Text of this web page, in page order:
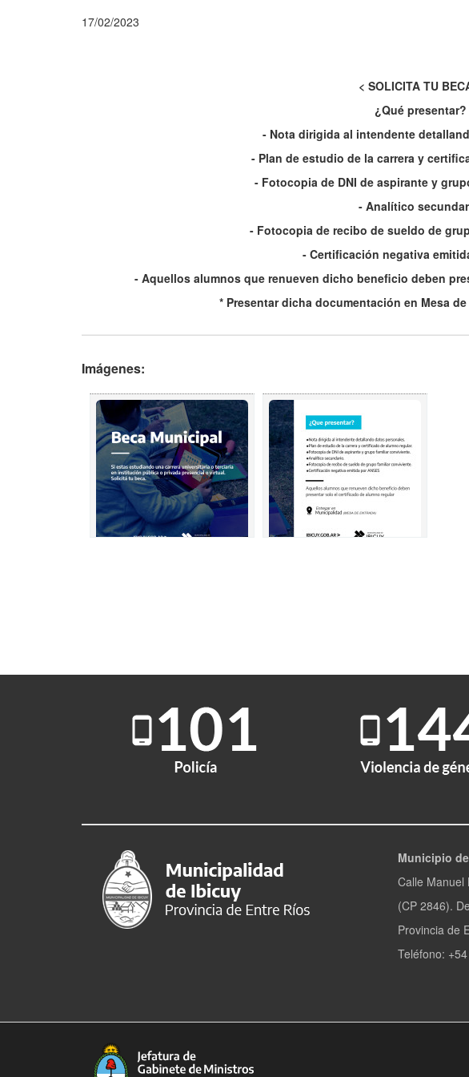
17/02/2023
< SOLICITA TU
¿Qué presentar?
- Nota dirigida al intendente
- Plan de estudio de la carrera y
- Fotocopia de DNI de aspirante y
- Analítico
- Fotocopia de recibo de sueldo de
- Certificación negativa
- Aquellos alumnos que renueven dicho beneficio deben
* Presentar dicha documentación en Mesa
Imágenes:
Municipio
Calle Manuel
(CP 2846).
Provincia de
Teléfono: